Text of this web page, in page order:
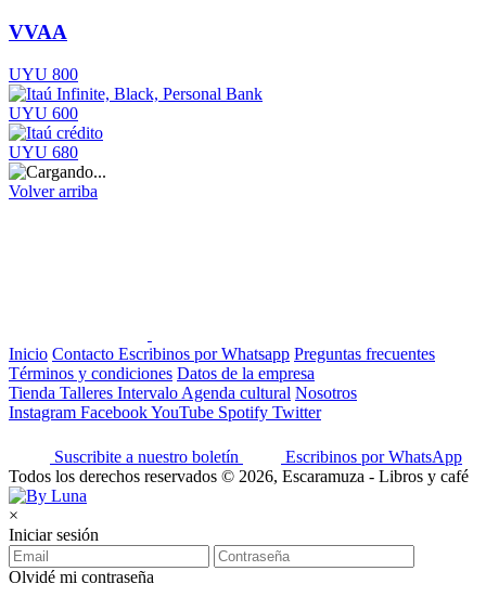
VVAA
UYU 800
UYU 600
UYU 680
Volver arriba
Inicio Contacto Escribinos por Whatsapp Preguntas frecuentes
Términos y condiciones Datos de la empresa
Tienda Talleres Intervalo Agenda cultural Nosotros
Instagram FacebookYouTube Spotify Twitter
Suscribite a nuestro boletín
Escribinos por WhatsApp
Todos los derechos reservados © 2026, Escaramuza - Libros y café
×
Iniciar sesión
Olvidé mi contraseña